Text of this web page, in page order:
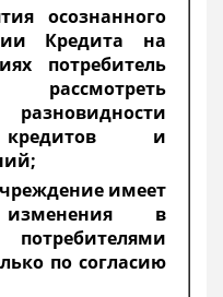
осознанного
Кредита на
потребитель
кредитов и
имеет
в
по согласию